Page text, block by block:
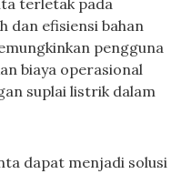
terletak pada
dan efisiensi bahan
pengguna
biaya operasional
suplai listrik dalam
dapat menjadi solusi